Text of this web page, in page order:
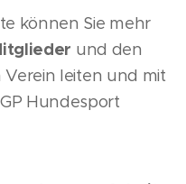
können Sie mehr
und den
leiten und mit
Hundesport